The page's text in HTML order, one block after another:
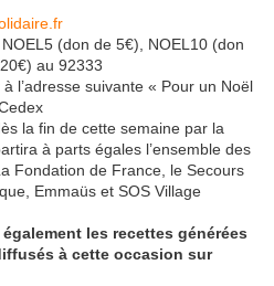
(don de 5€), NOEL10 (don
au 92333
l’adresse suivante « Pour un Noël
la fin de cette semaine par la
à parts égales l’ensemble des
Fondation de France, le Secours
Emmaüs et SOS Village
les recettes générées
à cette occasion sur